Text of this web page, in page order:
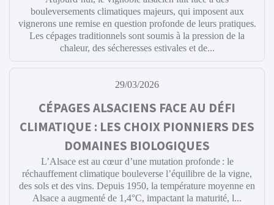
bouleversements climatiques majeurs, qui imposent aux
vignerons une remise en question profonde de leurs pratiques.
Les cépages traditionnels sont soumis à la pression de la
chaleur, des sécheresses estivales et de...
29/03/2026
CÉPAGES ALSACIENS FACE AU DÉFI
CLIMATIQUE : LES CHOIX PIONNIERS DES
DOMAINES BIOLOGIQUES
L’Alsace est au cœur d’une mutation profonde : le
réchauffement climatique bouleverse l’équilibre de la vigne,
des sols et des vins. Depuis 1950, la température moyenne en
Alsace a augmenté de 1,4°C, impactant la maturité, l...